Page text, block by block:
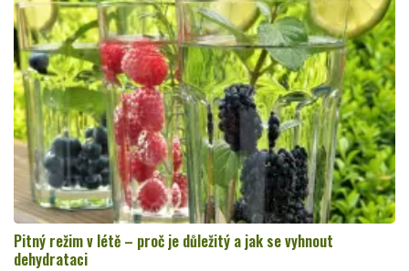
Pitný režim v létě – proč je důležitý a jak se vyhnout
dehydrataci